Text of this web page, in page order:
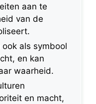
aan te
van de
als symbool
en kan
waarheid.
en macht,